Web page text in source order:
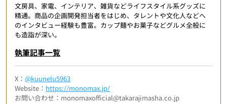
文房具、家電、インテリア、雑貨などライフスタイル系グッズに
精通。商品の企画開発担当者をはじめ、タレントや文化人などへ
のインタビュー経験も豊富。カップ麺やお菓子などグルメ全般に
も造詣が深い。
執筆記事一覧
X：@kuunelu5963
Website： https://monomax.jp/
お問い合わせ：monomaxofficial@takarajimasha.co.jp